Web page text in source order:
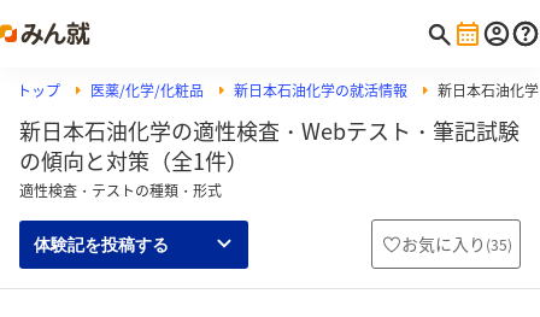
トップ 医薬/化学/化粧品 新日本石油化学の就活情報 新日本石油化
新日本石油化学の適性検査・Webテスト・筆記試験
の傾向と対策（全1件）
適性検査・テストの種類・形式
体験記を投稿する お気に入り (35)